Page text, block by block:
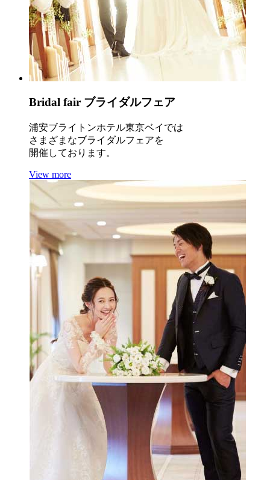
Bridal fair ブライダルフェア
浦安ブライトンホテル東京ベイでは
さまざまなブライダルフェアを
開催しております。
View more